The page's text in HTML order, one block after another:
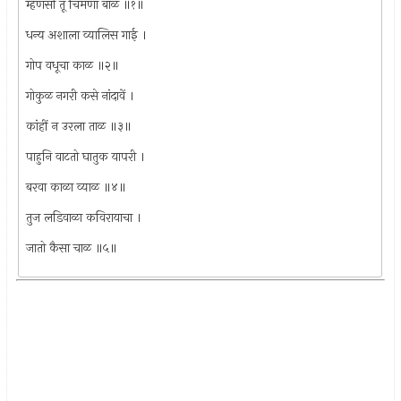
म्हणसी तूं चिमणा बाळ ॥१॥
धन्य अशाला व्यालिस गाई ।
गोप वधूचा काळ ॥२॥
गोकुळ नगरी कसे नांदावें ।
कांहीं न उरला ताळ ॥३॥
पाहुनि वाटतो घातुक यापरी ।
बरवा काळा व्याळ ॥४॥
तुज लडिवाळा कविरायाचा ।
जातो कैसा चाळ ॥५॥